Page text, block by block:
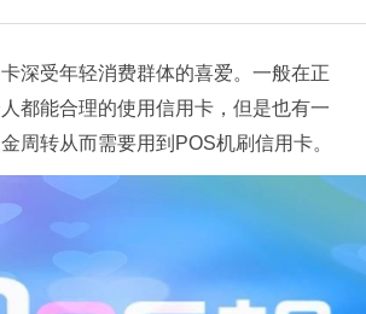
深受年轻消费群体的喜爱。一般在正
都能合理的使用信用卡，但是也有一
周转从而需要用到POS机刷信用卡。